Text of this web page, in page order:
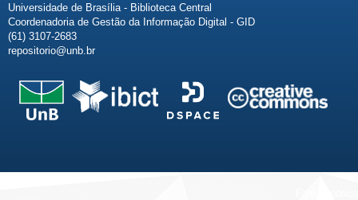
Universidade de Brasília - Biblioteca Central
Coordenadoria de Gestão da Informação Digital - GID
(61) 3107-2683
repositorio@unb.br